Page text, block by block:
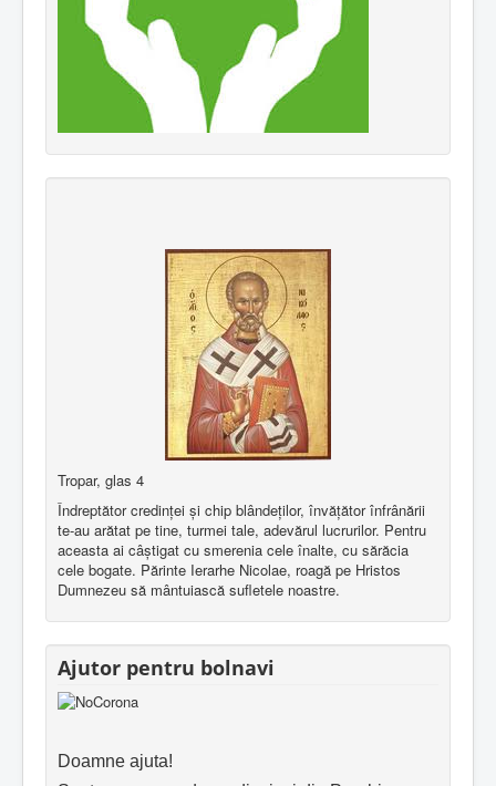
Tropar, glas 4
Îndreptător credinţei şi chip blândeţilor, învăţător înfrânării
te-au arătat pe tine, turmei tale, adevărul lucrurilor. Pentru
aceasta ai câştigat cu smerenia cele înalte, cu sărăcia
cele bogate. Părinte Ierarhe Nicolae, roagă pe Hristos
Dumnezeu să mântuiască sufletele noastre.
Ajutor pentru bolnavi
Doamne ajuta!